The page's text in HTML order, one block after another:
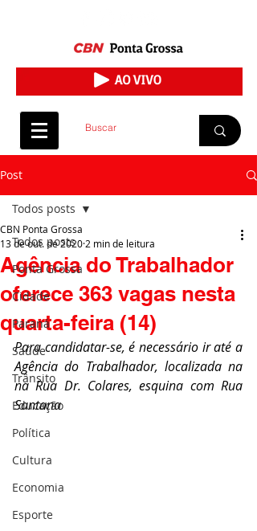
Post
Todos posts
Ponta Grossa
Cidade
Paraná
Saúde
Trânsito
Educação
Política
Cultura
Economia
Esporte
Todos posts
Agência do Trabalhador
oferece 363 vagas nesta
quarta-feira (14)
CBN Ponta Grossa
13 de out. de 2020 2 min de leitura
Para candidatar-se, é necessário ir até a
Agência do Trabalhador, localizada na
na Rua Dr. Colares, esquina com Rua
Santana